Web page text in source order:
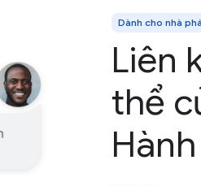
Dành cho nhà
Liên
thể